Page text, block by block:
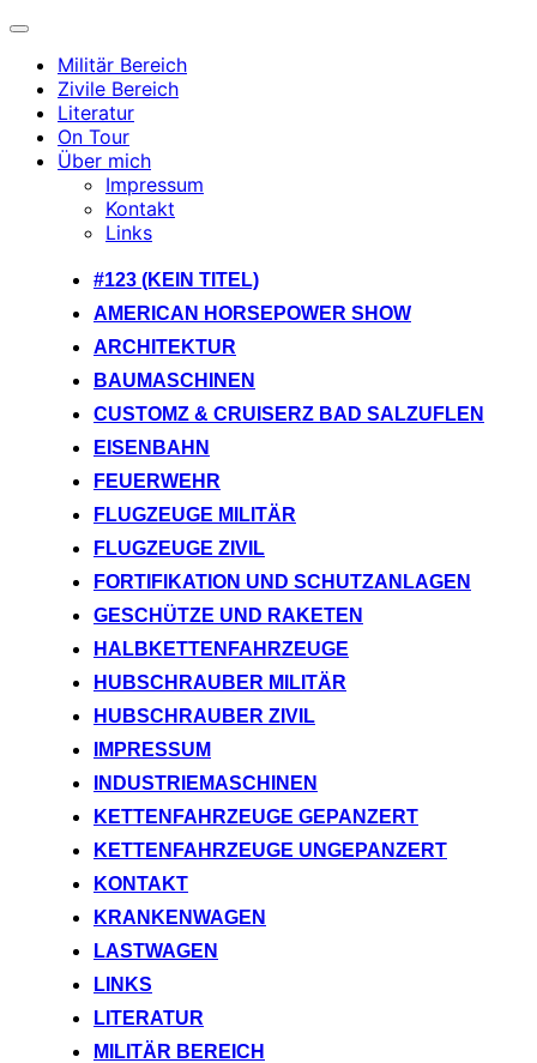
Navigation
umschalten
Militär Bereich
Zivile Bereich
Literatur
On Tour
Über mich
Impressum
Kontakt
Links
springen
#123 (KEIN TITEL)
AMERICAN HORSEPOWER SHOW
ARCHITEKTUR
BAUMASCHINEN
CUSTOMZ & CRUISERZ BAD SALZUFLEN
EISENBAHN
FEUERWEHR
FLUGZEUGE MILITÄR
FLUGZEUGE ZIVIL
FORTIFIKATION UND SCHUTZANLAGEN
GESCHÜTZE UND RAKETEN
HALBKETTENFAHRZEUGE
HUBSCHRAUBER MILITÄR
HUBSCHRAUBER ZIVIL
IMPRESSUM
INDUSTRIEMASCHINEN
KETTENFAHRZEUGE GEPANZERT
KETTENFAHRZEUGE UNGEPANZERT
KONTAKT
KRANKENWAGEN
LASTWAGEN
LINKS
LITERATUR
MILITÄR BEREICH